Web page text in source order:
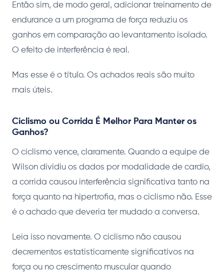
Então sim, de modo geral, adicionar treinamento de
endurance a um programa de força reduziu os
ganhos em comparação ao levantamento isolado.
O efeito de interferência é real.
Mas esse é o título. Os achados reais são muito
mais úteis.
Ciclismo ou Corrida É Melhor Para Manter os
Ganhos?
O ciclismo vence, claramente. Quando a equipe de
Wilson dividiu os dados por modalidade de cardio,
a corrida causou interferência significativa tanto na
força quanto na hipertrofia, mas o ciclismo não. Esse
é o achado que deveria ter mudado a conversa.
Leia isso novamente. O ciclismo não causou
decrementos estatisticamente significativos na
força ou no crescimento muscular quando